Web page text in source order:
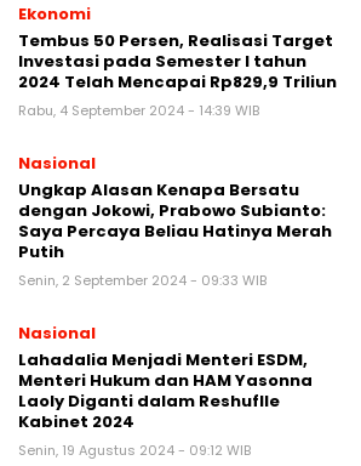
Ekonomi
Tembus 50 Persen, Realisasi Target
Investasi pada Semester I tahun
2024 Telah Mencapai Rp829,9 Triliun
Rabu, 4 September 2024 - 14:39 WIB
Nasional
Ungkap Alasan Kenapa Bersatu
dengan Jokowi, Prabowo Subianto:
Saya Percaya Beliau Hatinya Merah
Putih
Senin, 2 September 2024 - 09:33 WIB
Nasional
Lahadalia Menjadi Menteri ESDM,
Menteri Hukum dan HAM Yasonna
Laoly Diganti dalam Reshuflle
Kabinet 2024
Senin, 19 Agustus 2024 - 09:12 WIB